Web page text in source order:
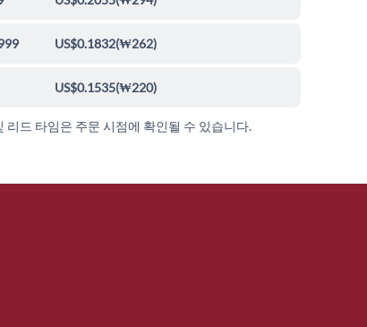
US$0.1832(₩262)
US$0.1535(₩220)
리드 타임은 주문 시점에 확인될 수 있습니다.